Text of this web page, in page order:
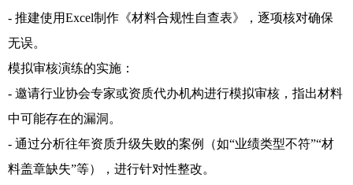
- 推建使用Excel制作《材料合规性自查表》，逐项核对确保
无误。
模拟审核演练的实施：
- 邀请行业协会专家或资质代办机构进行模拟审核，指出材料
中可能存在的漏洞。
- 通过分析往年资质升级失败的案例（如“业绩类型不符”“材
料盖章缺失”等），进行针对性整改。